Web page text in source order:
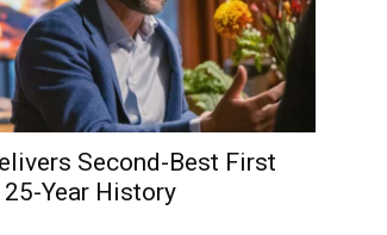
Second-Best First
Year History